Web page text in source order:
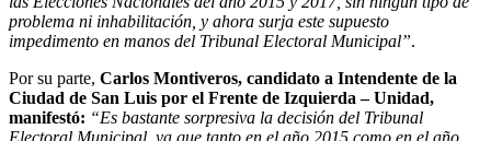
problema ni inhabilitación, y ahora surja este supuesto
impedimento en manos del Tribunal Electoral Municipal”.
Por su parte, Carlos Montiveros, candidato a Intendente de la
Ciudad de San Luis por el Frente de Izquierda – Unidad,
manifestó: “Es bastante sorpresiva la decisión del Tribunal
Electoral Municipal, ya que tanto en el año 2015 como en el año